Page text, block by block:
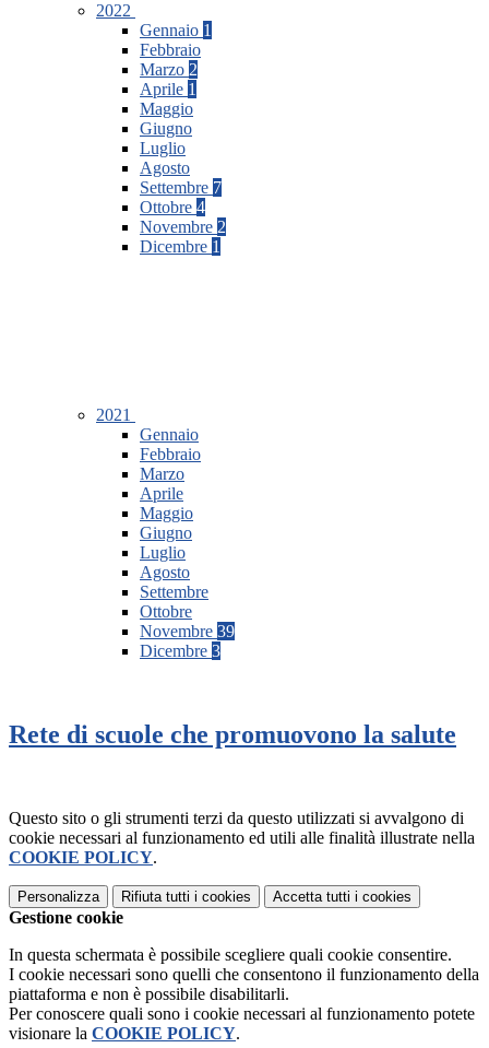
2022
Gennaio 1
Febbraio
Marzo 2
Aprile 1
Maggio
Giugno
Luglio
Agosto
Settembre 7
Ottobre 4
Novembre 2
Dicembre 1
2021
Gennaio
Febbraio
Marzo
Aprile
Maggio
Giugno
Luglio
Agosto
Settembre
Ottobre
Novembre 39
Dicembre 3
Rete di scuole che promuovono la salute
Questo sito o gli strumenti terzi da questo utilizzati si avvalgono di
cookie necessari al funzionamento ed utili alle finalità illustrate nella
COOKIE POLICY.
Personalizza Rifiuta tutti i cookies Accetta tutti i cookies
Gestione cookie
In questa schermata è possibile scegliere quali cookie consentire.
I cookie necessari sono quelli che consentono il funzionamento della
piattaforma e non è possibile disabilitarli.
Per conoscere quali sono i cookie necessari al funzionamento potete
visionare la COOKIE POLICY.